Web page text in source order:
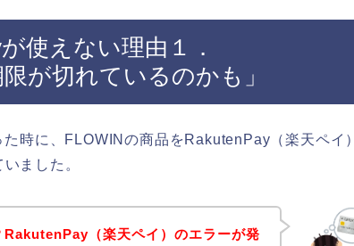
使えない理由１．
が切れているのかも」
時に、FLOWINの商品をRakutenPay（楽天ペイ）
ました。
RakutenPay（楽天ペイ）のエラーが発